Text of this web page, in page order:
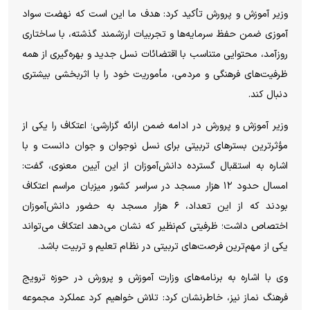
وزیر آموزش و پرورش تأکید کرد: هدف ما این است که نهضت سواد
آموزی ضمن حفظ سرمایه‌ها و تجربیات ارزشمند گذشته، با ساختاری
روزآمد، محتوایی متناسب با اقتضائات نسل جدید و بهره‌گیری از همه
ظرفیت‌های فرهنگی و مردمی، مأموریت خود را با اثربخشی بیشتری
دنبال کند.
وزیر آموزش و پرورش در ادامه ضمن ارائه گزارشی؛ اعتکاف را یکی از
مؤثرترین بستر‌های تربیتی برای نسل نوجوان و جوان دانست و با
اشاره به استقبال گسترده دانش‌آموزان از این آیین معنوی، گفت:
امسال حدود ۱۲ هزار مسجد در سراسر کشور میزبان مراسم اعتکاف
بودند که از این تعداد، ۶ هزار مسجد به حضور دانش‌آموزان
اختصاص داشت؛ ظرفیتی کم‌نظیر که نشان می‌دهد اعتکاف می‌تواند
یکی از مهم‌ترین فرصت‌های تربیتی در نظام تعلیم و تربیت باشد.
وی با اشاره به برنامه‌های وزارت آموزش و پرورش در حوزه ترویج
فرهنگ نماز نیز، خاطرنشان کرد: تلاش خواهیم کرد عملکرد مجموعه